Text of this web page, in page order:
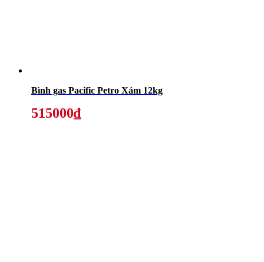
Bình gas Pacific Petro Xám 12kg
515000₫